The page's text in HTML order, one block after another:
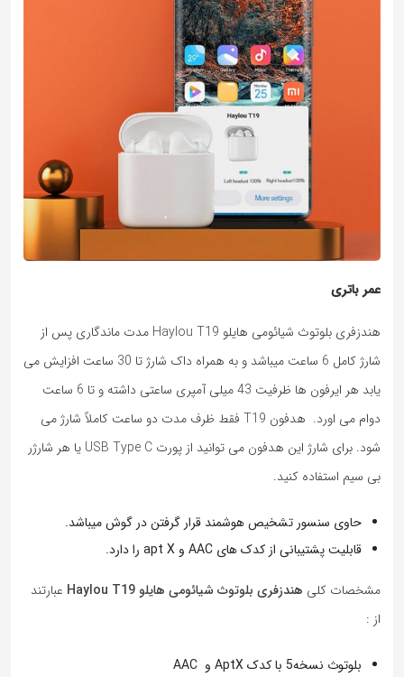
عمر باتری
هندزفری بلوتوث شیائومی هایلو Haylou T19 مدت ماندگاری پس از
شارژ کامل 6 ساعت میباشد و به همراه داک شارژ تا 30 ساعت افزایش می
یابد هر ایرفون ها ظرفیت 43 میلی آمپری ساعتی داشته و تا 6 ساعت
دوام می اورد. هدفون T19 فقط ظرف مدت دو ساعت کاملاً شارژ می
شود. برای شارژ این هدفون می توانید از پورت USB Type C یا هر شارژر
بی سیم استفاده کنید.
حاوی سنسور تشخیص هوشمند قرار گرفتن در گوش میباشد.
قابلیت پشتیبانی از کدک های AAC و apt X را دارد.
مشخصات کلی هندزفری بلوتوث شیائومی هایلو Haylou T19
عبارتند
از :
بلوتوث نسخه5 با کدک AptX و AAC